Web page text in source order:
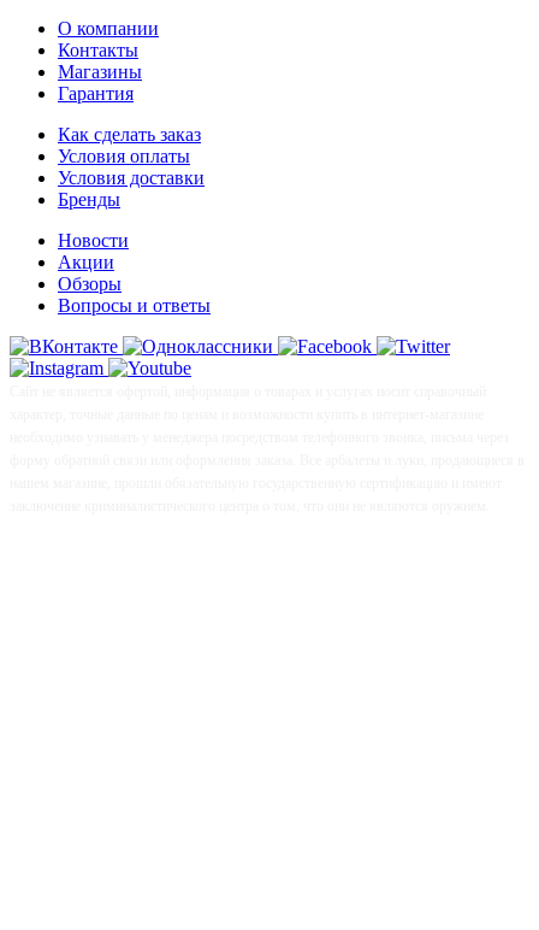
О компании
Контакты
Магазины
Гарантия
Как сделать заказ
Условия оплаты
Условия доставки
Бренды
Новости
Акции
Обзоры
Вопросы и ответы